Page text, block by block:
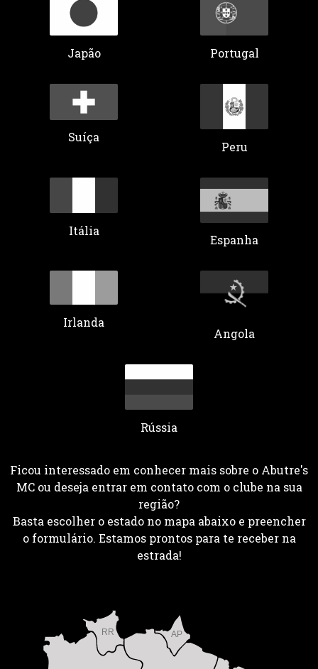
Japão Portugal
Suíça
Peru
Itália
Espanha
Irlanda
Angola
Rússia
Ficou interessado em conhecer mais sobre o Abutre's
MC ou deseja entrar em contato com o clube na sua
região?
Basta escolher o estado no mapa abaixo e preencher
o formulário. Estamos prontos para te receber na
estrada!
AP
RR